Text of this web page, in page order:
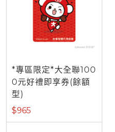
*專區限定*大全聯100
0元好禮即享券(餘額
型)
$965